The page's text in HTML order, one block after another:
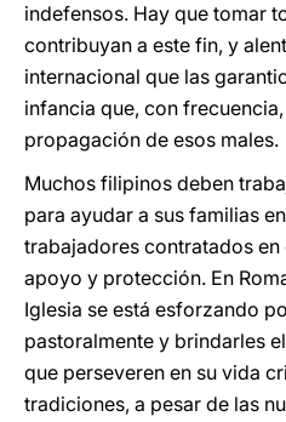
indefensos. Hay que tomar
contribuyan a este fin, y
internacional que las
infancia que, con
propagación de esos males.
Muchos filipinos deben
para ayudar a sus familias
trabajadores contratados
apoyo y protección. En
Iglesia se está esforzando
pastoralmente y brindarles
que perseveren en su vida
tradiciones, a pesar de las